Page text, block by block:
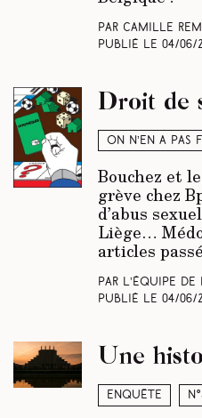
Par Camille
Publié le 04/06/
On n’en a pas
Droit de
Bouchez et
grève chez
d’abus
Liège…
articles
Par L’équipe de
Publié le 04/06/
Enquête
Une